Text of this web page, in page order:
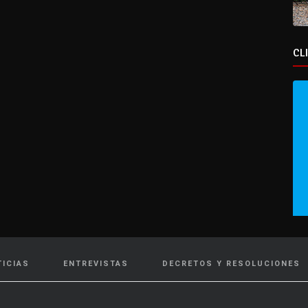
ENTREVISTAS DECRETOS Y RESOLUCIONES